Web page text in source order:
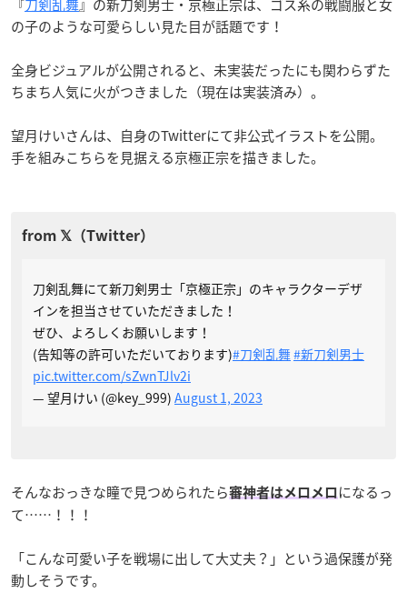
『刀剣乱舞』の新刀剣男士・京極正宗は、ゴス系の戦闘服と女
の子のような可愛らしい見た目が話題です！
全身ビジュアルが公開されると、未実装だったにも関わらずた
ちまち人気に火がつきました（現在は実装済み）。
望月けいさんは、自身のTwitterにて非公式イラストを公開。
手を組みこちらを見据える京極正宗を描きました。
刀剣乱舞にて新刀剣男士「京極正宗」のキャラクターデザ
インを担当させていただきました！
ぜひ、よろしくお願いします！
(告知等の許可いただいております)#刀剣乱舞#新刀剣男士
pic.twitter.com/sZwnTJlv2i
— 望月けい (@key_999) August 1, 2023
そんなおっきな瞳で見つめられたら審神者はメロメロ になるっ
て……！！！
「こんな可愛い子を戦場に出して大丈夫？」という過保護が発
動しそうです。